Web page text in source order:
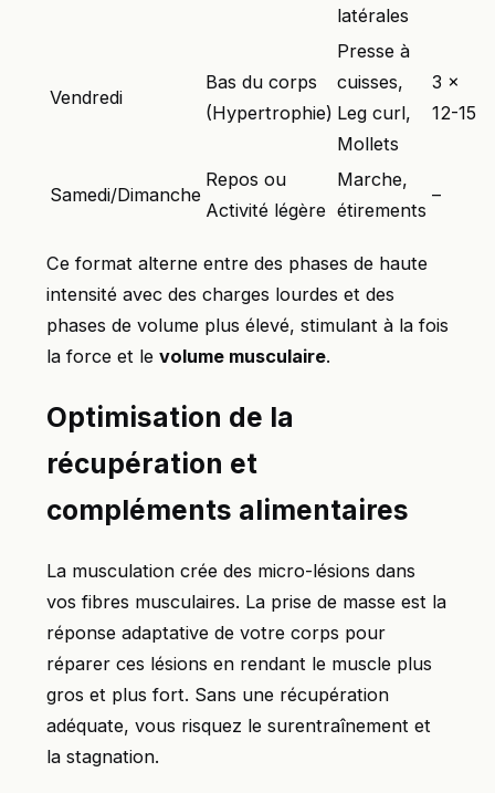
latérales
Vendredi
Bas du corps
(Hypertrophie)
Presse à
cuisses,
Leg curl,
Mollets
3 x
12-15
Samedi/Dimanche
Repos ou
Activité légère
Marche,
étirements
–
Ce format alterne entre des phases de haute
intensité avec des charges lourdes et des
phases de volume plus élevé, stimulant à la fois
la force et le volume musculaire.
Optimisation de la
récupération et
compléments alimentaires
La musculation crée des micro-lésions dans
vos fibres musculaires. La prise de masse est la
réponse adaptative de votre corps pour
réparer ces lésions en rendant le muscle plus
gros et plus fort. Sans une récupération
adéquate, vous risquez le surentraînement et
la stagnation.